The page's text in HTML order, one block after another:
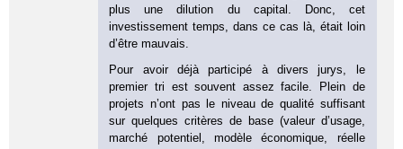
plus une dilution du capital. Donc, cet
investissement temps, dans ce cas là, était loin
d’être mauvais.
Pour avoir déjà participé à divers jurys, le
premier tri est souvent assez facile. Plein de
projets n’ont pas le niveau de qualité suffisant
sur quelques critères de base (valeur d’usage,
marché potentiel, modèle économique, réelle